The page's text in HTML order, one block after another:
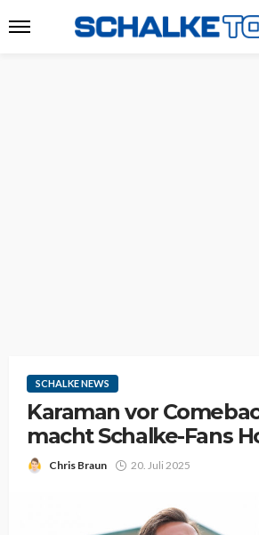
SCHALKE NEWS
Karaman vor
macht Schalke-Fans
Chris Braun 20. Juli 2025